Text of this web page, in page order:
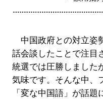
中国政府との対立姿
話会談したことで注目
統選では圧勝しました
気味です。そんな中、
「変な中国語」が話